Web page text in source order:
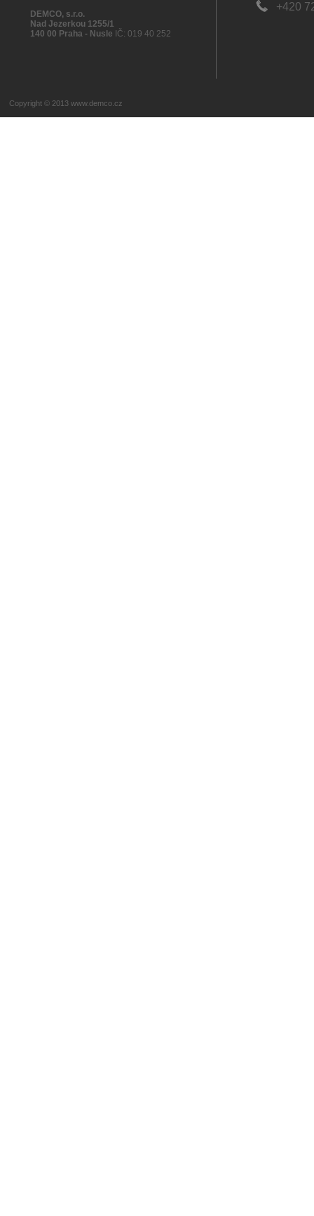
DEMCO, s.r.o.
Nad Jezerkou 1255/1
140 00 Praha - Nusle IČ: 019 40 252
+420
Copyright © 2013 www.demco.cz